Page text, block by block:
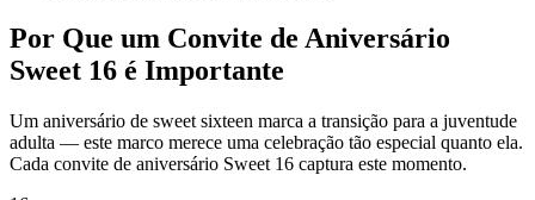
Por Que um Convite de Aniversário
Sweet 16 é Importante
Um aniversário de sweet sixteen marca a transição para a juventude
adulta — este marco merece uma celebração tão especial quanto ela.
Cada convite de aniversário Sweet 16 captura este momento.